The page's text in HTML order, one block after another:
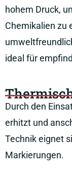
hohem Druck,
Chemikalien zu
ideal für
Durch den
erhitzt und
Technik eignet
Markierungen.